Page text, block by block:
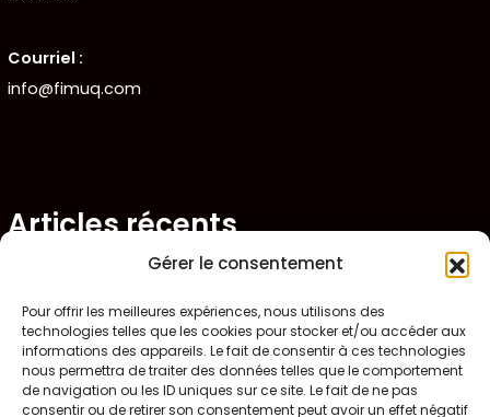
Gérer le consentement
Pour offrir les meilleures expériences, nous utilisons des
technologies telles que les cookies pour stocker et/ou accéder aux
informations des appareils. Le fait de consentir à ces technologies
nous permettra de traiter des données telles que le comportement
de navigation ou les ID uniques sur ce site. Le fait de ne pas
consentir ou de retirer son consentement peut avoir un effet négatif
Courriel :
info@fimuq.com
Articles récents
les CHSLD
Premiers soins en RPA : quelles sont les obligations pour les
gestionnaires ?